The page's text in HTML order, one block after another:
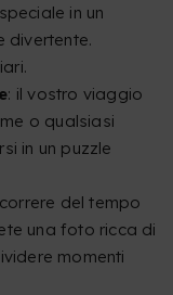
in un
divertente.
: il vostro viaggio
o qualsiasi
in un puzzle
del tempo
una foto ricca di
momenti